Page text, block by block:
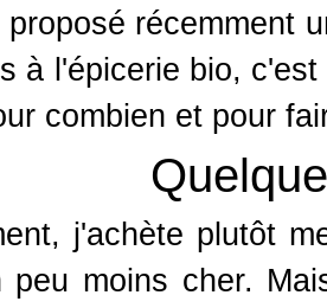
récemment
à l'épicerie bio,
combien et pour
j'achète plutôt
peu moins cher.